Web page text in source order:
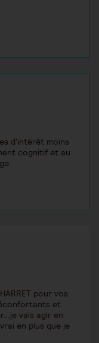
d'intérêt moins
cognitif et au
pour vos
et
vais agir en
en plus que je